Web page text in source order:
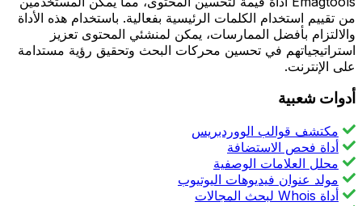
من تقييم استخدام الكلمات الرئيسية بفعالية. باستخدام هذه الأداة
والالتزام بأفضل الممارسات، يمكن لمنشئي المحتوى تعزيز
استراتيجياتهم في تحسين محركات البحث وتحقيق رؤية مستدامة
على الإنترنت.
أدوات شعبية
مكتشف قوالب الووردبريس
أداة فحص الاستضافة
محلل العلامات الوصفية
مولد عنوان فيديوهات اليوتيوب
أداة Whois لبحث المجالات